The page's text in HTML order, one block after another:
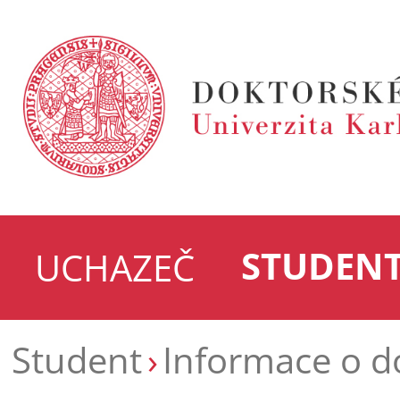
UCHAZEČ
Student Informace o